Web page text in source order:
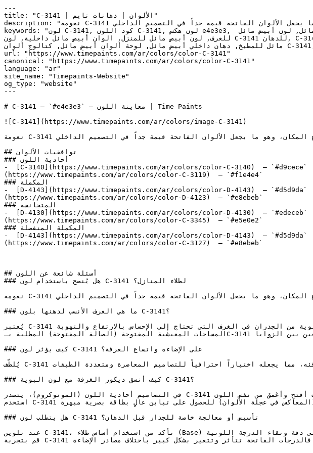
---
title: "C-3141 | الألوان | دهانات تايم"
description: "نعومة C-3141 تكسر حدة الأبيض الناصع مع الحفاظ على الإحساس باتساع المكان، وهو ما يجعل الألوان الفاتحة قيمة جداً في التصميم الداخلي."
keywords: "لون C-3141, كود اللون C-3141, لون هكس e4e3e3, دهان أبيض مائل, طلاء أبيض مائل, ألوان أبيض مائل للجدران, أبيض مائل محايد, دهان فاتح أبيض مائل, لون أبيض مائل
للغرف, لون أبيض مائل للمنزل, الوان أبيض مائل داخلية, لون C-3141 للدهان, C-3141 دهان, ألوان أبيض مائل فاتح, دهان محايد أبيض مائل, لون لا يوجد تحتي أبيض مائل, ألوان أبيض
مائل للمطبخ, دهان داخلي أبيض مائل, لوحة ألوان أبيض مائل, كتالوج ألوان C-3141, C-3141, Early Crocus, Summer Cloud Half, FLORA WHITE, Unique Gray, Rock Harbor Violet"
url: "https://www.timepaints.com/ar/colors/color-C-3141"
canonical: "https://www.timepaints.com/ar/colors/color-C-3141"
language: "ar"
site_name: "Timepaints-Website"
og_type: "website"
---
# C-3141 — `#e4e3e3` — معاينة اللون | Time Paints
![C-3141](https://www.timepaints.com/ar/colors/image-C-3141)
نعومة C-3141 تكسر حدة الأبيض الناصع مع الحفاظ على الإحساس باتساع المكان، وهو ما يجعل الألوان الفاتحة قيمة جداً في التصميم الداخلي.
## توافقيات الألوان
### أحادية اللون
-  [C-3140](https://www.timepaints.com/ar/colors/color-C-3140)  —
(https://www.timepaints.com/ar/colors/color-C-3119)  — `#f1e4e4`
### المكملة
-  [D-4143](https://www.timepaints.com/ar/colors/color-D-4143)  —
(https://www.timepaints.com/ar/colors/color-D-4123)  — `#e8ebeb`
### المتجانسة
-  [D-4130](https://www.timepaints.com/ar/colors/color-D-4130)  —
(https://www.timepaints.com/ar/colors/color-C-3345)  — `#e5e0e2`
### المكملة المنفصلة
-  [D-4143](https://www.timepaints.com/ar/colors/color-D-4143)  —
(https://www.timepaints.com/ar/colors/color-C-3127)  — `#e8ebeb`
## أسئلة شائعة عن اللون
### هل يُنصح باستخدام لون C-3141 لطلاء المنازل؟
نعومة C-3141 تكسر حدة الأبيض الناصع مع الحفاظ على الإحساس باتساع المكان، وهو ما يجعل الألوان الفاتحة قيمة جداً في التصميم الداخلي.
### ما هي الغرف الأنسب لدهنها بلون C-3141؟
يُعتبر C-3141 ممتازاً للأسقف والأجزاء العلوية من الجدران في الغرف التي تحتاج إلى الإحساس بالارتفاع والتهوية.
المساحات المعيشية المفتوحة (الصالة المفتوحة) المطلية بـC-3141 تكتسب جواً أنيقاً ومرتباً يوفر انتقالاً مريحاً للعين بين الزوايا.
### كيف يؤثر لون C-3141 على الإضاءة واتساع الغرفة؟
يُلطّف C-3141 حدة الألوان الأخرى دون أن يفقد المكان دفئه، مما يجعله اختياراً احترافياً للتصاميم المعاصرة ومتعددة الطبقات.
### كيف أنسق ديكور الغرفة مع لون البوية C-3141؟
في التصاميم أحادية اللون (المونوكروم)، يتصدر C-3141 المشهد، مدعوماً بدرجات أفتح وأغمق من نفس اللون.
استخدم C-3141 جنباً إلى جنب مع لونه التكميلي (المعاكس في عجلة الألوان) للحصول على تباين عالٍ بطاقة بصرية مبهرة.
### هل يتطلب لون C-3141 تأسيس أو معالجة خاصة للجدار قبل الدهان؟
عند تلوين C-3141، تأكد من استخدام أساس طلاء (Base) أبيض عالي الجودة للحفاظ على دقة ونقاء الدرجة اللونية.
قم بتجربة C-3141 على مساحة صغيرة أو لوحة عينة قبل اعتماده — فالدرجات الفاتحة تتأثر وتتغير بشكل كبير باختلاف مصادر الإضاءة.